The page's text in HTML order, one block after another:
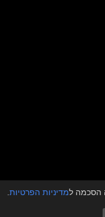
הסכמה למדיניות הפרטיות